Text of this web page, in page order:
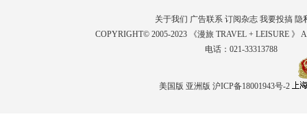
关于我们 广告联系 订阅杂志 我要投搞 隐
COPYRIGHT© 2005-2023 《漫旅 TRAVEL + LEISURE 》
电话：021-33313788
美国版 亚洲版 沪ICP备18001943号-2